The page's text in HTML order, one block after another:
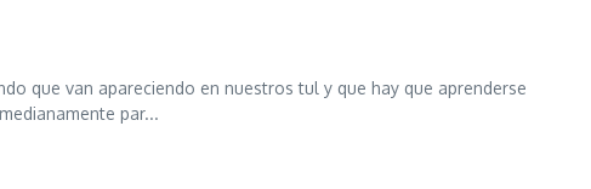
que van apareciendo en nuestros tul y que hay que aprenderse
par...